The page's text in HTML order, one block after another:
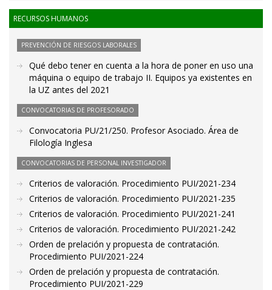
RECURSOS HUMANOS
PREVENCIÓN DE RIESGOS LABORALES
Qué debo tener en cuenta a la hora de poner en uso una
máquina o equipo de trabajo II. Equipos ya existentes en
la UZ antes del 2021
CONVOCATORIAS DE PROFESORADO
Convocatoria PU/21/250. Profesor Asociado. Área de
Filología Inglesa
CONVOCATORIAS DE PERSONAL INVESTIGADOR
Criterios de valoración. Procedimiento PUI/2021-234
Criterios de valoración. Procedimiento PUI/2021-235
Criterios de valoración. Procedimiento PUI/2021-241
Criterios de valoración. Procedimiento PUI/2021-242
Orden de prelación y propuesta de contratación.
Procedimiento PUI/2021-224
Orden de prelación y propuesta de contratación.
Procedimiento PUI/2021-229